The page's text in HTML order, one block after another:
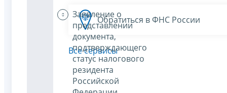
Заявление о
представлении
документа,
подтверждающего
статус налогового
резидента
Российской
Обратиться в ФНС России
Все сервисы